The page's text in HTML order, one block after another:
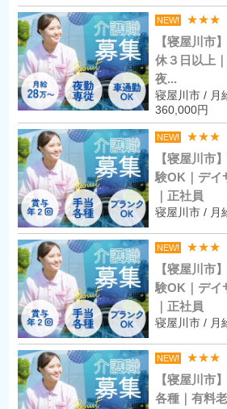
NEW! ★★★
【寝屋川市
休３日以上
夜...
寝屋川市 / 月
360,000円
NEW! ★★★
【寝屋川市
験OK｜デイ
｜正社員
寝屋川市 / 月
NEW! ★★★
【寝屋川市
験OK｜デイ
｜正社員
寝屋川市 / 月
NEW! ★★★
【寝屋川市
各種｜有料